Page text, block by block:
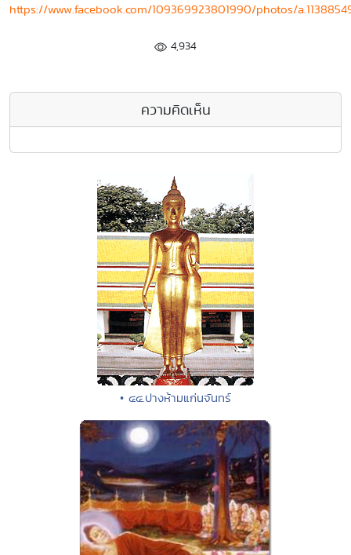
https://www.facebook.com/109369923801990/photos/
4,934
ความคิดเห็น
• ๔๔.ปางห้ามแก่นจันทร์